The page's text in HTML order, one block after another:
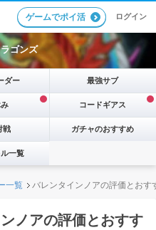
ゲームでポイ活 ログイン
ゴンズ
ダー 最強サブ
コードギアス
戦 ガチャのおすすめ
一覧
一覧 バレンタインノアの評価とおす
ノアの評価とおすす